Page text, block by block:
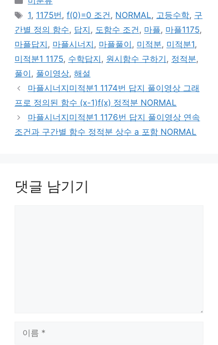
테
리
태
그
1, 1175번,f(0)=0 조건, NORMAL, 고등수학, 구
간별 정의 함수, 답지 , 도함수 조건, 마플, 마플1175,
마플답지 , 마플시너지 , 마플풀이 , 미적분, 미적분1,
미적분1 1175, 수학답지 , 원시함수 구하기 , 정적분,
풀이 , 풀이영상, 해설
마플시너지미적분1 1174번 답지 풀이영상 그래
프로 정의된 함수 (x-1)f(x) 정적분 NORMAL
마플시너지미적분1 1176번 답지 풀이영상 연속
조건과 구간별 함수 정적분 상수 a 포함 NORMAL
댓글 남기기